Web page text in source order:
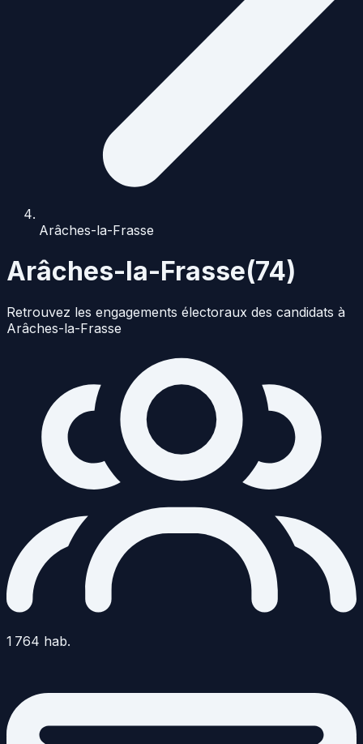
Arâches-la-Frasse
Arâches-la-Frasse(74)
Retrouvez les engagements électoraux des candidats à
Arâches-la-Frasse
1 764 hab.